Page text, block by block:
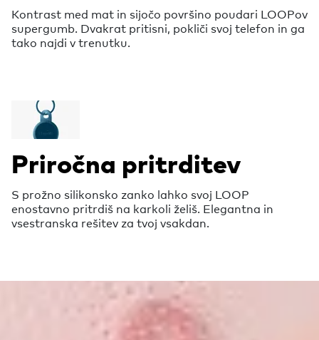
Kontrast med mat in sijočo površino poudari LOOPov
supergumb. Dvakrat pritisni, pokliči svoj telefon in ga
tako najdi v trenutku.
Priročna pritrditev
S prožno silikonsko zanko lahko svoj LOOP
enostavno pritrdiš na karkoli želiš. Elegantna in
vsestranska rešitev za tvoj vsakdan.